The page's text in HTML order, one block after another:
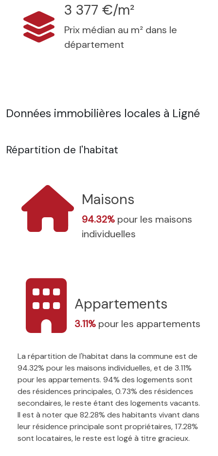
3 377 €/m²
Prix médian au m² dans le
département
Données immobilières locales à Ligné
Répartition de l'habitat
Maisons
94.32% pour les maisons
individuelles
Appartements
3.11% pour les appartements
La répartition de l'habitat dans la commune est de
94.32% pour les maisons individuelles, et de 3.11%
pour les appartements. 94% des logements sont
des résidences principales, 0.73% des résidences
secondaires, le reste étant des logements vacants.
Il est à noter que 82.28% des habitants vivant dans
leur résidence principale sont propriétaires, 17.28%
sont locataires, le reste est logé à titre gracieux.